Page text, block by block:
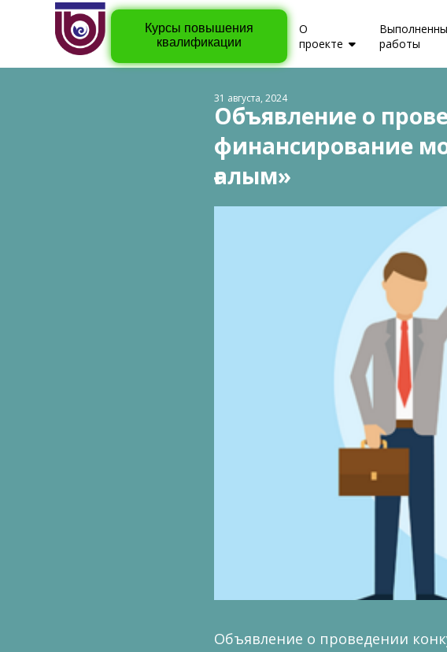
Курсы повышения
квалификации
О
проекте
работы
31 августа, 2024
Объявление о
финансирование
ғалым»
Объявление о проведении